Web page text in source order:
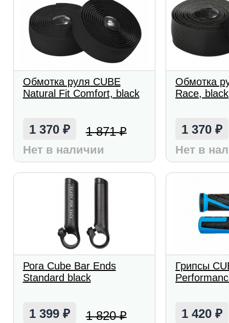
Обмотка руля CUBE
Natural Fit Comfort, black
1 370 ₽ 1 871₽
Нет в наличии
Обмотка
Race, black
1 370₽
Нет в
Рога Cube Bar Ends
Standard black
1 399 ₽ 1 820₽
Грипсы
1 420₽